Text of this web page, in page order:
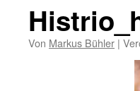
Von Markus Bühler |